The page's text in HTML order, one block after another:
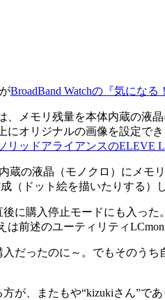
BroadBand Watchの『気になる
メモリ残量を本体内蔵の液
にオリジナルの画像を設定
リッドアライアンスのELEVE
の液晶（モノクロ）にメモ
（ドット絵を描いたりする）
購入停止モードにも入った
前述のユーティリティ
だったのに～。でもそのう
またもや“kizukiさん”であ